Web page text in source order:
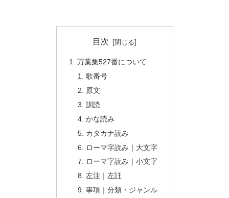
目次
万葉集527番について
歌番号
原文
訓読
かな読み
カタカナ読み
ローマ字読み｜大文字
ローマ字読み｜小文字
左注｜左註
事項｜分類・ジャンル